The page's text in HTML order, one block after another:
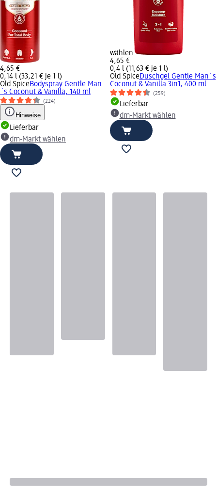
4,65 €
0,14 l (33,21 € je 1 l)
Old SpiceBodyspray Gentle Man
´s Coconut & Vanilla, 140 ml
(224)
Hinweise
Lieferbar
dm-Markt wählen
wählen
4,65 €
0,4 l (11,63 € je 1 l)
Old SpiceDuschgel Gentle Man´s
Coconut & Vanilla 3in1, 400 ml
(259)
Lieferbar
dm-Markt wählen